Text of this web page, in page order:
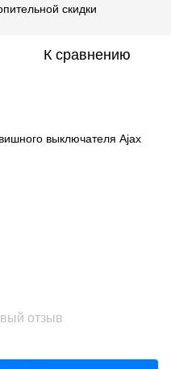
скидки
К сравнению
выключателя Ajax
отзыв